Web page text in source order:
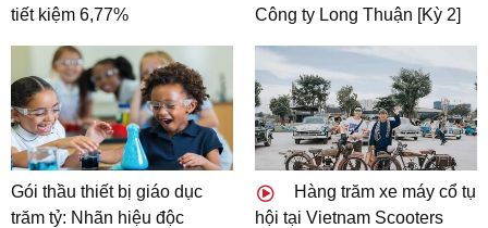
tiết kiệm 6,77%
Công ty Long Thuận [Kỳ 2]
Gói thầu thiết bị giáo dục
trăm tỷ: Nhãn hiệu độc
Hàng trăm xe máy cổ tụ
hội tại Vietnam Scooters